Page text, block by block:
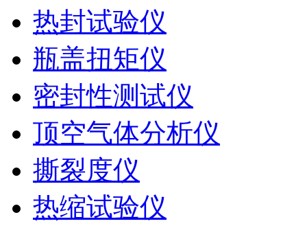
热封试验仪
瓶盖扭矩仪
密封性测试仪
顶空气体分析仪
撕裂度仪
热缩试验仪